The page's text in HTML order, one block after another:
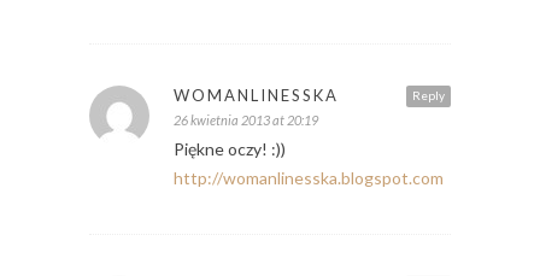
Reply
WOMANLINESSKA
26 kwietnia 2013 at 20:19
Piękne oczy! :))
http://womanlinesska.blogspot.com